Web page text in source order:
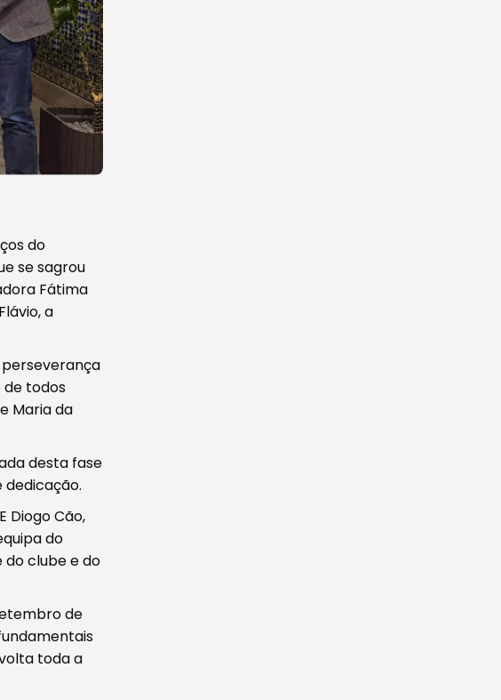
do
se sagrou
Fátima
a
todos
Maria da
desta fase
dedicação.
Diogo Cão,
do
do clube e do
de
toda a